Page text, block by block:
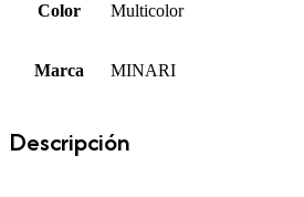
Color Multicolor
Marca MINARI
Descripción